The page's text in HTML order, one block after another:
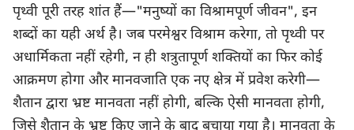
पृथ्वी पूरी तरह शांत हैं—"मनुष्यों का विश्रामपूर्ण जीवन", इन
शब्दों का यही अर्थ है। जब परमेश्वर विश्राम करेगा, तो पृथ्वी पर
अधार्मिकता नहीं रहेगी, न ही शत्रुतापूर्ण शक्तियों का फिर कोई
आक्रमण होगा और मानवजाति एक नए क्षेत्र में प्रवेश करेगी—
शैतान द्वारा भ्रष्ट मानवता नहीं होगी, बल्कि ऐसी मानवता होगी,
जिसे शैतान के भ्रष्ट किए जाने के बाद बचाया गया है। मानवता के